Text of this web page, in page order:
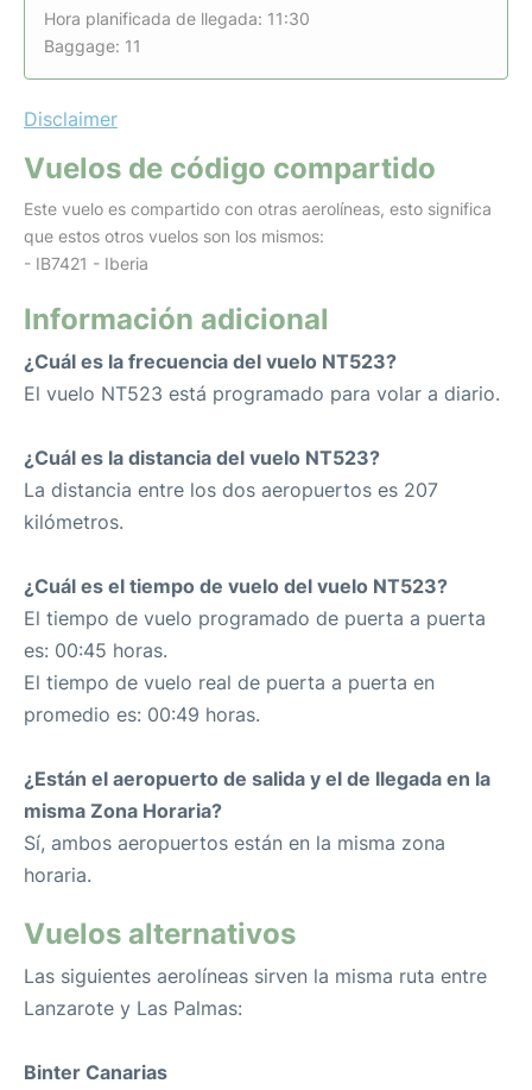
Hora planificada de llegada: 11:30
Baggage: 11
Disclaimer
Vuelos de código compartido
Este vuelo es compartido con otras aerolíneas, esto significa
que estos otros vuelos son los mismos:
- IB7421 - Iberia
Información adicional
¿Cuál es la frecuencia del vuelo NT523?
El vuelo NT523 está programado para volar a diario.
¿Cuál es la distancia del vuelo NT523?
La distancia entre los dos aeropuertos es 207
kilómetros.
¿Cuál es el tiempo de vuelo del vuelo NT523?
El tiempo de vuelo programado de puerta a puerta
es: 00:45 horas.
El tiempo de vuelo real de puerta a puerta en
promedio es: 00:49 horas.
¿Están el aeropuerto de salida y el de llegada en la
misma Zona Horaria?
Sí, ambos aeropuertos están en la misma zona
horaria.
Vuelos alternativos
Las siguientes aerolíneas sirven la misma ruta entre
Lanzarote y Las Palmas:
Binter Canarias